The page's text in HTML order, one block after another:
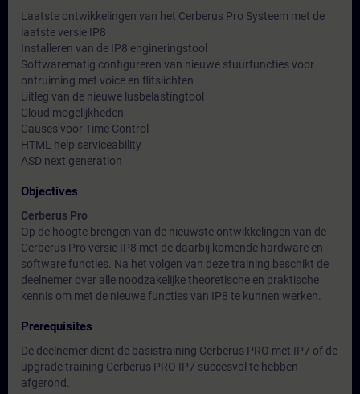
Laatste ontwikkelingen van het Cerberus Pro Systeem met de
laatste versie IP8
Installeren van de IP8 engineringstool
Softwarematig configureren van nieuwe stuurfuncties voor
ontruiming met voice en flitslichten
Uitleg van de nieuwe lusbelastingtool
Cloud mogelijkheden
Causes voor Time Control
HTML help serviceability
ASD next generation
Objectives
Cerberus Pro
Op de hoogte brengen van de nieuwste ontwikkelingen van de
Cerberus Pro versie IP8 met de daarbij komende hardware en
software functies. Na het volgen van deze training beschikt de
deelnemer over alle noodzakelijke theoretische en praktische
kennis om met de nieuwe functies van IP8 te kunnen werken.
Prerequisites
De deelnemer dient de basistraining Cerberus PRO met IP7 of de
upgrade training Cerberus PRO IP7 succesvol te hebben
afgerond.